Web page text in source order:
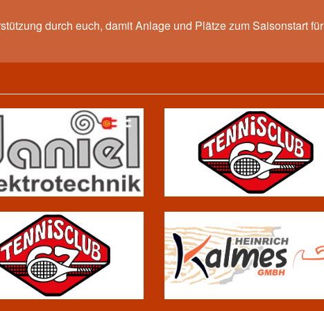
durch euch, damit Anlage und Plätze zum Saisonstart für